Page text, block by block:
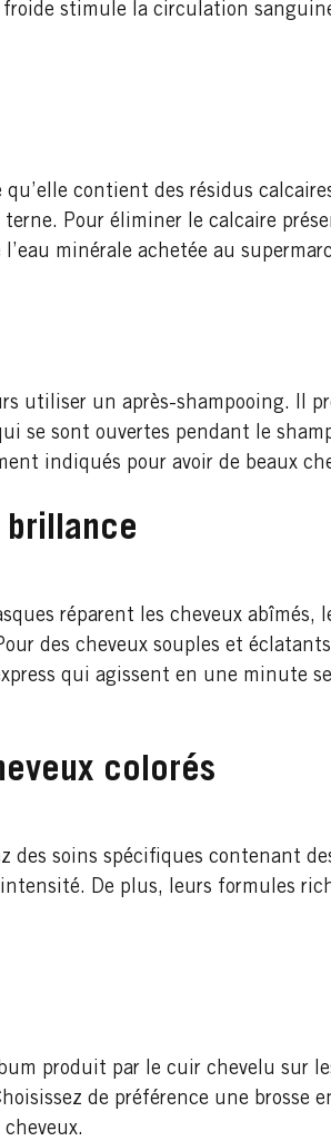
froide stimule la circulation
contient des résidus
Pour éliminer le calcaire
minérale achetée au
utiliser un après-shampooing. Il
se sont ouvertes pendant le
indiqués pour avoir de beaux
brillance
réparent les cheveux
des cheveux souples et
qui agissent en une minute
colorés
des soins spécifiques contenant
De plus, leurs formules
produit par le cuir chevelu sur
de préférence une brosse